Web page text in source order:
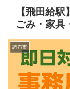
【飛田給
ごみ・家具
調布市